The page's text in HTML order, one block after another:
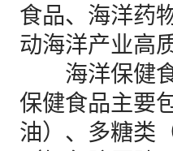
食品、海洋药
动海洋产业高
海洋保健食
保健食品主要
油）、多糖类